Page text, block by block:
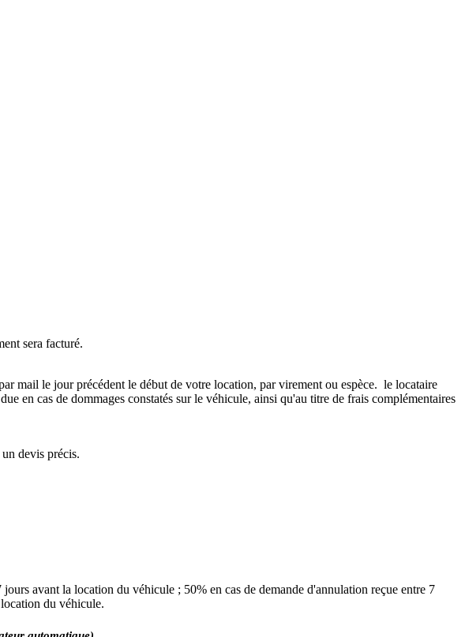
sera facturé.
mail le jour précédent le début de votre location, par virement ou espèce. le locataire
en cas de dommages constatés sur le véhicule, ainsi qu'au titre de frais complémentaires
devis précis.
avant la location du véhicule ; 50% en cas de demande d'annulation reçue entre 7
du véhicule.